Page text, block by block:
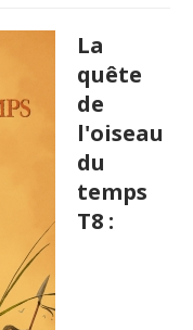
La
quête
de
l'oiseau
du
temps
T8 :